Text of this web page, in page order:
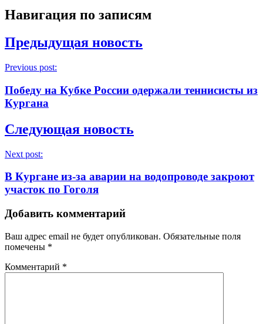
Навигация по записям
Предыдущая новость
Previous post:
Победу на Кубке России одержали теннисисты из
Кургана
Следующая новость
Next post:
В Кургане из-за аварии на водопроводе закроют
участок по Гоголя
Добавить комментарий
Ваш адрес email не будет опубликован. Обязательные поля
помечены *
Комментарий *